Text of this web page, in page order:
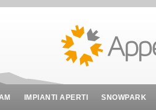
IMPIANTI APERTI SNOWPARK